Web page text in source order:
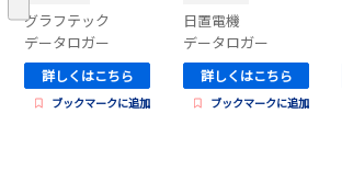
グラフテック
データロガー
詳しくはこちら
ブックマークに追加
日置電機
データロガー
詳しくはこちら
ブックマークに追加